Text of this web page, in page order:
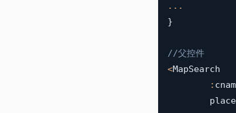
...
}
//父控件
<MapSearch
: